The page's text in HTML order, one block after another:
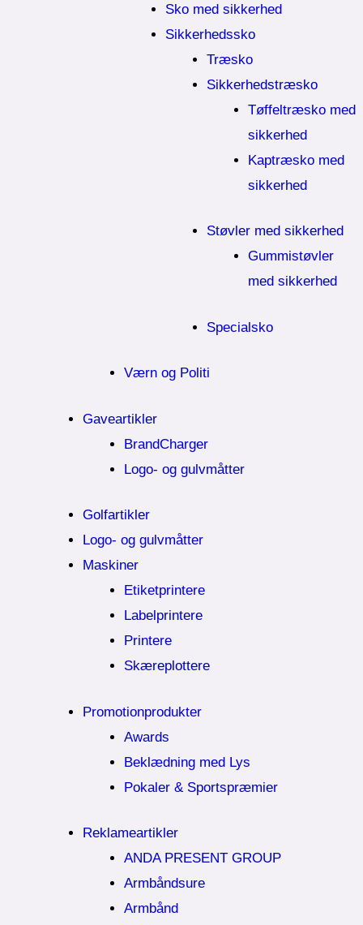
Sko med sikkerhed
Sikkerhedssko
Træsko
Sikkerhedstræsko
Tøffeltræsko med
sikkerhed
Kaptræsko med
sikkerhed
Støvler med sikkerhed
Gummistøvler
med sikkerhed
Specialsko
Værn og Politi
Gaveartikler
BrandCharger
Logo- og gulvmåtter
Golfartikler
Logo- og gulvmåtter
Maskiner
Etiketprintere
Labelprintere
Printere
Skæreplottere
Promotionprodukter
Awards
Beklædning med Lys
Pokaler & Sportspræmier
Reklameartikler
ANDA PRESENT GROUP
Armbåndsure
Armbånd